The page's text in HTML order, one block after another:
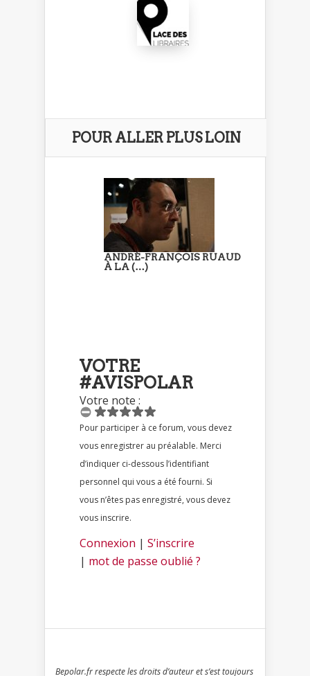
POUR ALLER PLUS LOIN
ANDRÉ-FRANÇOIS RUAUD
À LA (…)
VOTRE
#AVISPOLAR
Votre note :
Pour participer à ce forum, vous devez
vous enregistrer au préalable. Merci
d’indiquer ci-dessous l’identifiant
personnel qui vous a été fourni. Si
vous n’êtes pas enregistré, vous devez
vous inscrire.
Connexion | S’inscrire
| mot de passe oublié ?
Bepolar.fr respecte les droits d’auteur et s’est toujours